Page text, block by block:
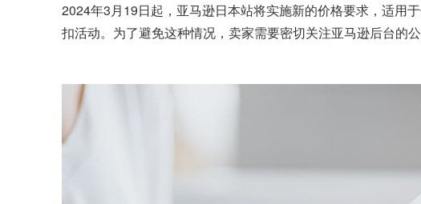
2024年3月19日起， 亚马逊日本站将实施新的价格要求，适用
扣活动。为了避免这种情况，卖家需要密切关注亚马逊后台的